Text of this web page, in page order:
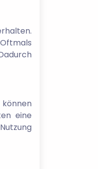
können
eine